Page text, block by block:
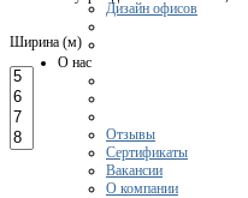
Дизайн офисов
О нас
Отзывы
Сертификаты
Вакансии
О компании
Ширина (м)